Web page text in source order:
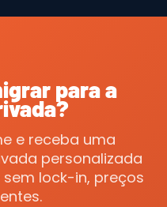
para a
?
e receba uma
personalizada
lock-in, preços